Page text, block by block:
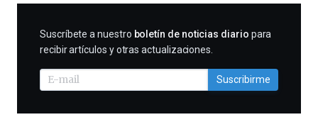
SUSCRIBIRME
Suscríbete a nuestro boletín de noticias diario para
recibir artículos y otras actualizaciones.
Suscribirme